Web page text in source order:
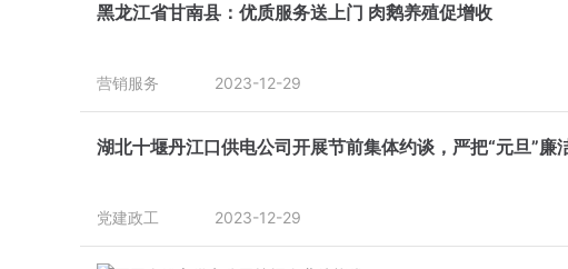
黑龙江省甘南县：优质服务送上门 肉鹅养殖促增收
营销服务 2023-12-29
湖北十堰丹江口供电公司开展节前集体约谈，严把“元旦”廉
党建政工 2023-12-29